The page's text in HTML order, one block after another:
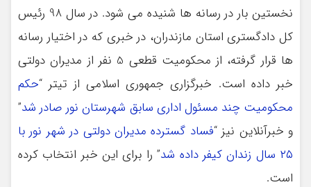
نخستین بار در رسانه ها شنیده می شود. در سال 98 رئیس
کل دادگستری استان مازندران، در خبری که در اختیار رسانه
ها قرار گرفته، از محکومیت قطعی 5 نفر از مدیران دولتی
خبر داده است. خبرگزاری جمهوری اسلامی از تیتر “حکم
محکومیت چند مسئول اداری سابق شهرستان نور صادر شد”
و خبرآنلاین نیز “فساد گسترده مدیران دولتی‌ در شهر نور با
۲۵ سال زندان کیفر داده شد
” را برای این خبر انتخاب کرده
است.